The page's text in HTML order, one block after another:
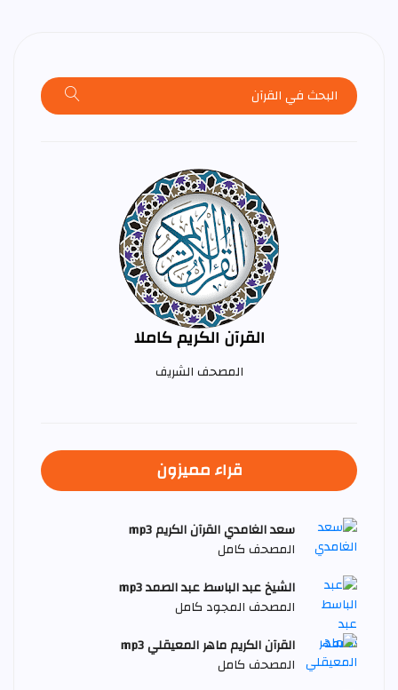
القرآن الكريم كاملا
المصحف الشريف
قراء مميزون
سعد الغامدي القرآن الكريم mp3
المصحف كامل
الشيخ عبد الباسط عبد الصمد mp3
المصحف المجود كامل
القرآن الكريم ماهر المعيقلي mp3
المصحف كامل